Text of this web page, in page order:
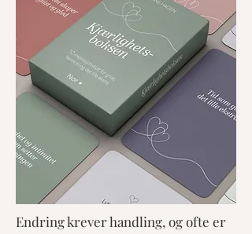
Endring krever handling, og ofte er